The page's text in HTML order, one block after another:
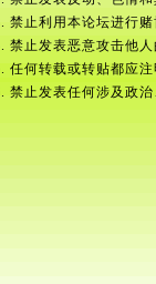
禁止利用本论坛进行
禁止发表恶意攻击他
任何转载或转贴都应
禁止发表任何涉及政